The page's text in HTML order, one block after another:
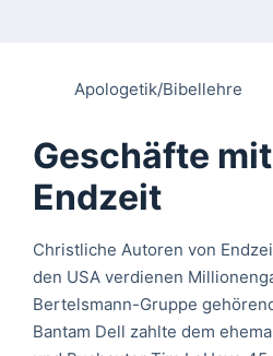
Apologetik/Bibellehre
Geschäfte
Endzeit
Christliche Autoren von
den USA verdienen
Bertelsmann-Gruppe
Bantam Dell zahlte dem